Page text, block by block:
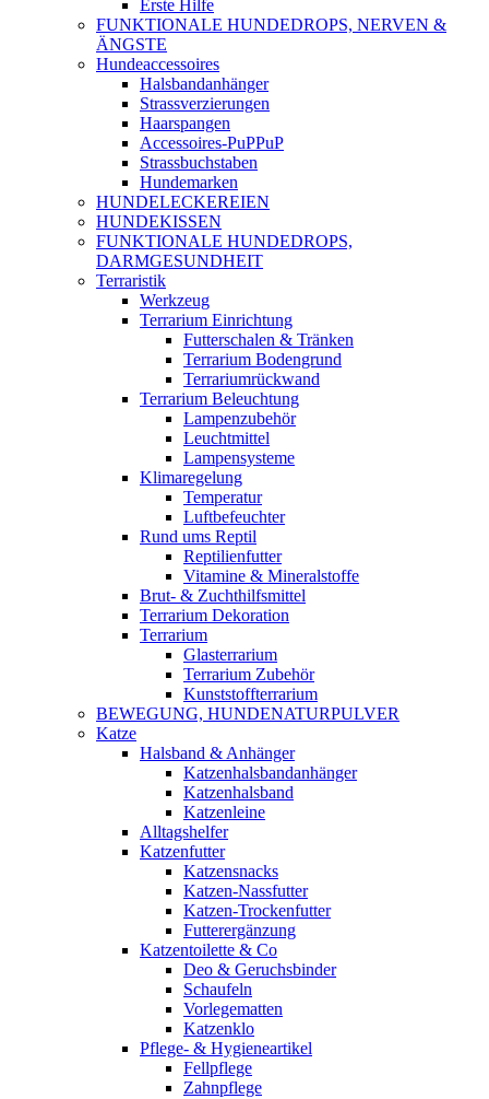
Erste Hilfe
FUNKTIONALE HUNDEDROPS, NERVEN &
ÄNGSTE
Hundeaccessoires
Halsbandanhänger
Strassverzierungen
Haarspangen
Accessoires-PuPPuP
Strassbuchstaben
Hundemarken
HUNDELECKEREIEN
HUNDEKISSEN
FUNKTIONALE HUNDEDROPS,
DARMGESUNDHEIT
Terraristik
Werkzeug
Terrarium Einrichtung
Futterschalen & Tränken
Terrarium Bodengrund
Terrariumrückwand
Terrarium Beleuchtung
Lampenzubehör
Leuchtmittel
Lampensysteme
Klimaregelung
Temperatur
Luftbefeuchter
Rund ums Reptil
Reptilienfutter
Vitamine & Mineralstoffe
Brut- & Zuchthilfsmittel
Terrarium Dekoration
Terrarium
Glasterrarium
Terrarium Zubehör
Kunststoffterrarium
BEWEGUNG, HUNDENATURPULVER
Katze
Halsband & Anhänger
Katzenhalsbandanhänger
Katzenhalsband
Katzenleine
Alltagshelfer
Katzenfutter
Katzensnacks
Katzen-Nassfutter
Katzen-Trockenfutter
Futterergänzung
Katzentoilette & Co
Deo & Geruchsbinder
Schaufeln
Vorlegematten
Katzenklo
Pflege- & Hygieneartikel
Fellpflege
Zahnpflege